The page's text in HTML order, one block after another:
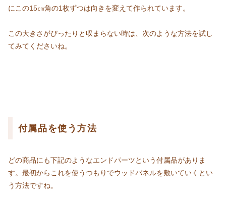
にこの15㎝角の1枚ずつは向きを変えて作られています。
この大きさがぴったりと収まらない時は、次のような方法を試し
てみてくださいね。
付属品を使う方法
どの商品にも下記のようなエンドパーツという付属品がありま
す。最初からこれを使うつもりでウッドパネルを敷いていくとい
う方法ですね。